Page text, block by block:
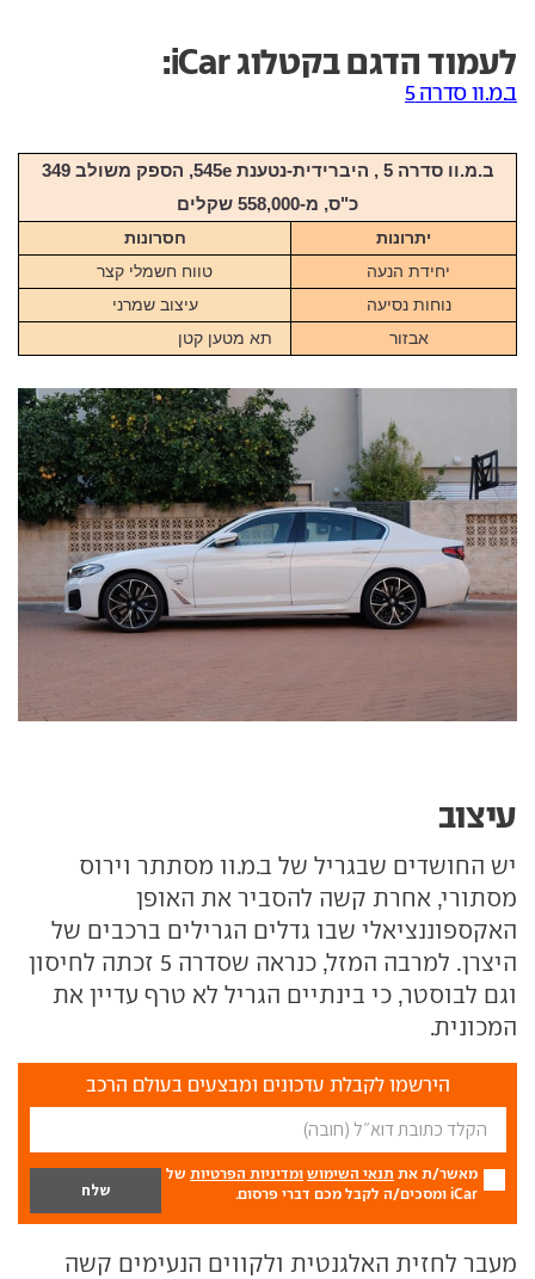
לעמוד הדגם בקטלוג iCar:
ב.מ.וו סדרה 5
ב.מ.וו סדרה 5 , היברידית-נטענת 545e, הספק משולב 349
כ"ס, מ-558,000 שקלים
יתרונות
חסרונות
יחידת הנעה
טווח חשמלי קצר
נוחות נסיעה
עיצוב שמרני
אבזור
תא מטען קטן
עיצוב
יש החושדים שבגריל של ב.מ.וו מסתתר וירוס
מסתורי, אחרת קשה להסביר את האופן
האקספוננציאלי שבו גדלים הגרילים ברכבים של
היצרן. למרבה המזל, כנראה שסדרה 5 זכתה לחיסון
וגם לבוסטר, כי בינתיים הגריל לא טרף עדיין את
המכונית.
הירשמו לקבלת עדכונים ומבצעים בעולם הרכב
מאשר/ת את תנאי השימוש ומדיניות הפרטיות של
iCar ומסכים/ה לקבל מכם דברי פרסום.
מעבר לחזית האלגנטית ולקווים הנעימים קשה